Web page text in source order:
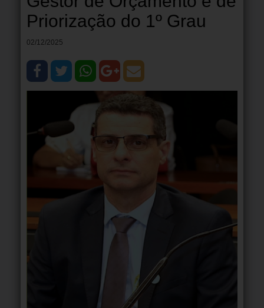
Priorização do 1º Grau
02/12/2025